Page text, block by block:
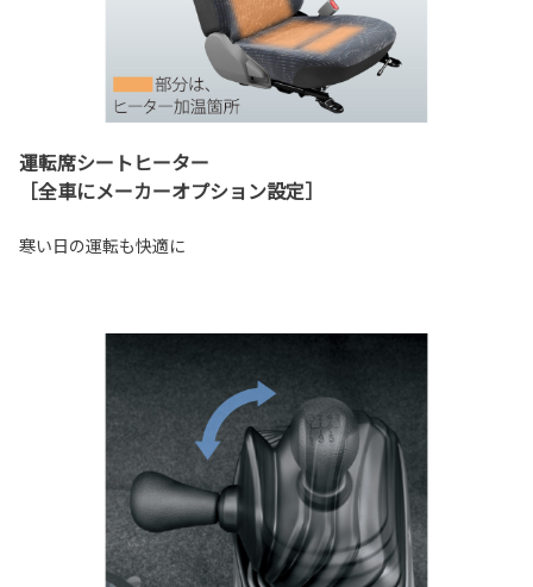
運転席シートヒーター
［全車にメーカーオプション設定］
寒い日の運転も快適に